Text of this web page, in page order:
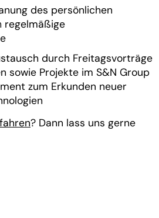
des persönlichen
regelmäßige
durch Freitagsvorträge
sowie Projekte im S&N Group
zum Erkunden neuer
? Dann lass uns gerne